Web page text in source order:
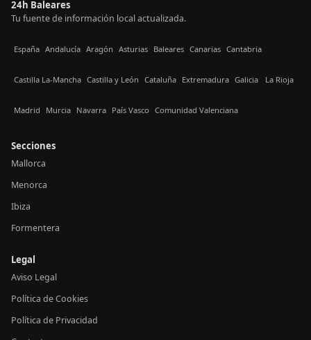
24h Baleares
Tu fuente de información local actualizada.
España Andalucía Aragón Asturias Baleares Canarias Cantabria
Castilla La-Mancha Castilla y León Cataluña Extremadura Galicia La Rioja
Madrid Murcia Navarra País Vasco Comunidad Valenciana
Secciones
Mallorca
Menorca
Ibiza
Formentera
Legal
Aviso Legal
Política de Cookies
Política de Privacidad